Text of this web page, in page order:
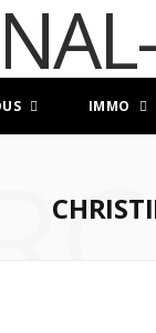
IMMO